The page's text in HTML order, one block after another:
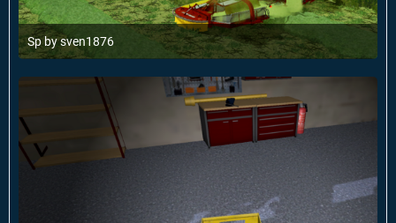
Sp by sven1876
19. Mai 2014 um 12:37